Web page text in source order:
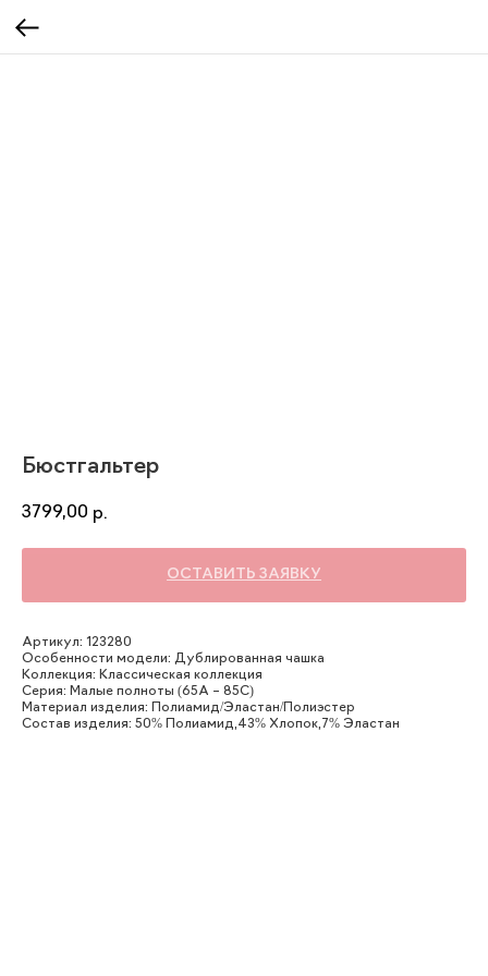
Бюстгальтер
3799,00 р.
ОСТАВИТЬ ЗАЯВКУ
Артикул: 123280
Особенности модели: Дублированная чашка
Коллекция: Классическая коллекция
Серия: Малые полноты (65А – 85С)
Материал изделия: Полиамид/Эластан/Полиэстер
Состав изделия: 50% Полиамид,43% Хлопок,7% Эластан